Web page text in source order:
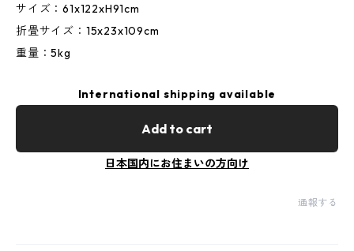
サイズ：61x122xH91cm
折畳サイズ：15x23x109cm
重量：5kg
International shipping available
Add to cart
日本国内にお住まいの方向け
通報する